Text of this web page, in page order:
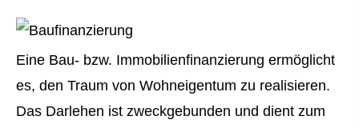
Eine Bau- bzw. Immobilienfinanzierung ermöglicht
es, den Traum von Wohneigentum zu realisieren.
Das Darlehen ist zweckgebunden und dient zum